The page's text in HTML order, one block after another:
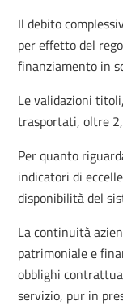
Il debito
per effetto del
finanziamento in
Le validazioni
trasportati, oltre
Per quanto
indicatori di
disponibilità del
La continuità
patrimoniale e
obblighi
servizio, pur in